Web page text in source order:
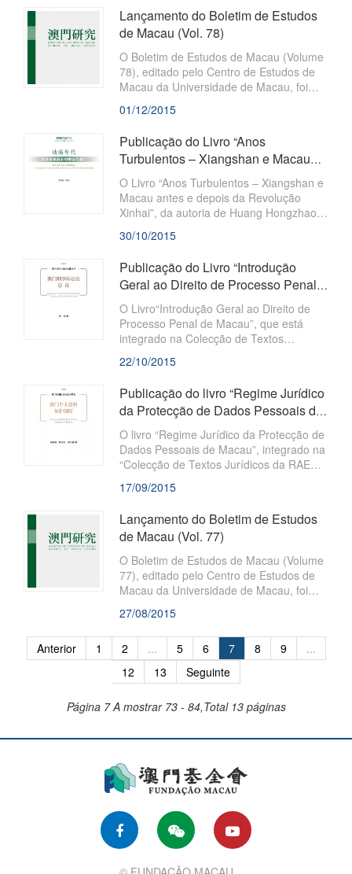
foi recentemente publicado. O Boletim
adopta uma atitude liberta, tolerante e
aberta face à escrita e fornece uma
plataforma para dar a conhecer poetas
que se manifestam por si próprios,
através das suas escritas criativas de
poesias.
Lançamento do Boletim de Estudos
de Macau (Vol. 78)
O Boletim de Estudos de Macau (Volume
78), editado pelo Centro de Estudos de
Macau da Universidade de Macau, foi
recentemente publicado pela Fundação
Macau. Este Boletim, com o objectivo de
compila dissertações das áreas
01/12/2015
Publicação do Livro “Anos
Turbulentos – Xiangshan e Macau
antes e depois da Revolução Xinhai”
O Livro “Anos Turbulentos – Xiangshan e
Macau antes e depois da Revolução
Xinhai”, da autoria de Huang Hongzhao,
historiador e Professor do Instituto de
Estudos de Relações Internacionais da
integrado na Colecção Estudos de
Macau, foi publicado conjuntamente pela
Fundação Macau e Imprensa Académica
de
30/10/2015
Publicação do Livro “Introdução
Geral ao Direito de Processo Penal
de Macau”
O Livro“Introdução Geral ao Direito de
Processo Penal de Macau”, que está
integrado na Colecção de Textos
Jurídicos da RAEM, foi publicado
conjuntamente pela Fundação Macau e
(Social Sciences Academic Press) e
distribuído, simultaneamente, no Interior
da China e em Macau. A autora do Livro
é a Prof. Dra. Li Zhe,
22/10/2015
Publicação do livro “Regime Jurídico
da Protecção de Dados Pessoais de
Macau”
O livro “Regime Jurídico da Protecção de
Dados Pessoais de Macau”, integrado na
“Colecção de Textos Jurídicos da RAEM”,
de co-autoria de Yang Chongwei, Lio Chi
Hon e Lio Chi Cong, foi publicado,
“Social Science
17/09/2015
Lançamento do Boletim de Estudos
de Macau (Vol. 77)
O Boletim de Estudos de Macau (Volume
77), editado pelo Centro de Estudos de
Macau da Universidade de Macau, foi
recentemente publicado pela Fundação
Macau. Este Boletim, com o objectivo de
“Estudar Macau e servir a sociedade”,
compila dissertações das áreas de
Ciências Humanas e Sociais, de autoria
de académicos locais e do exterior, no
27/08/2015
Anterior 1 2 ... 5 6 7 8 9
...
12
13 Seguinte
Página 7 A mostrar 73 - 84,Total 13 páginas